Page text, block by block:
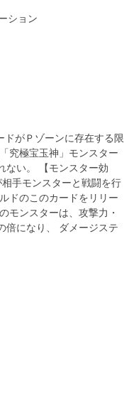
ション
ドがＰゾーンに存在する限
究極宝玉神」モンスター
ない。 【モンスター効
手モンスターと戦闘を行
ドのこのカードをリリー
モンスターは、攻撃力・
倍になり、 ダメージステ